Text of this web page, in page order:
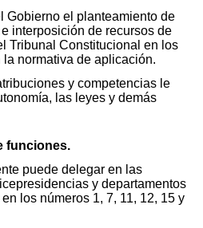
Gobierno el planteamiento de
interposición de recursos de
Tribunal Constitucional en los
normativa de aplicación.
y competencias le
las leyes y demás
funciones.
puede delegar en las
y departamentos
los números 1, 7, 11, 12, 15 y